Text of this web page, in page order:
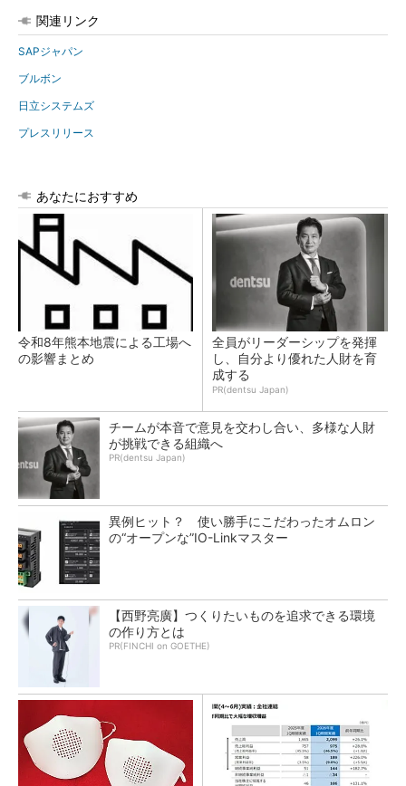
関連リンク
SAPジャパン
ブルボン
日立システムズ
プレスリリース
あなたにおすすめ
令和8年熊本地震による工場へ
の影響まとめ
全員がリーダーシップを発揮
し、自分より優れた人財を育
成する
PR(dentsu Japan)
チームが本音で意見を交わし合い、多様な人財
が挑戦できる組織へ
PR(dentsu Japan)
異例ヒット？ 使い勝手にこだわったオムロン
の“オープンな”IO-Linkマスター
【西野亮廣】つくりたいものを追求できる環境
の作り方とは
PR(FINCHI on GOETHE)